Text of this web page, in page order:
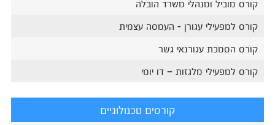
קורס מוביל ומנהלי משרד הובלה
קורס למפעילי עגורן - העמסה עצמית
קורס הסמכת עגורנאי גשר
קורס למפעילי מלגזות – דו יומי
קורסים טכנולוגיים